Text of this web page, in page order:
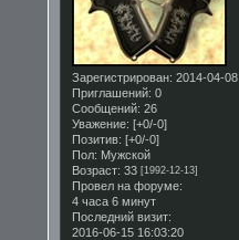
Зарегистрирован: 2014-04-08
Приглашений: 0
Сообщений: 26
Уважение: [+0/-0]
Позитив: [+0/-0]
Пол: Мужской
Возраст: 33[1992-12-13]
Провел на форуме:
4 часа 6 минут
Последний визит:
2016-06-15 16:03:20